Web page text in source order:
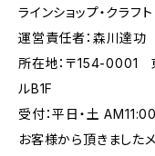
ラインショップ・クラフ
運営責任者：森川達功
所在地：〒154-0001
ルB1F
受付：平日・土
お客様から頂きました